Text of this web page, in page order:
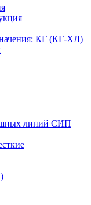
КГ (КГ-ХЛ)
линий СИП